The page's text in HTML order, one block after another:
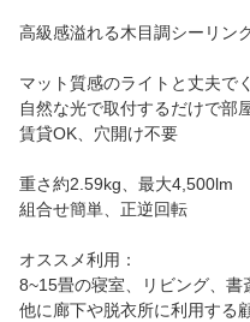
高級感溢れる木目調シーリン
マット質感のライトと丈夫で
自然な光で取付するだけで部
賃貸OK、穴開け不要
重さ約2.59kg、最大4,500lm
組合せ簡単、正逆回転
オススメ利用：
8~15畳の寝室、リビング、書
他に廊下や脱衣所に利用する